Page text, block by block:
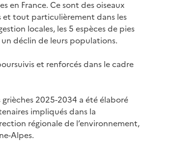
en France. Ce sont des oiseaux
et tout particulièrement dans les
locales, les 5 espèces de pies
un déclin de leurs populations.
et renforcés dans le cadre
grièches 2025-2034 a été élaboré
impliqués dans la
régionale de l’environnement,
Alpes.